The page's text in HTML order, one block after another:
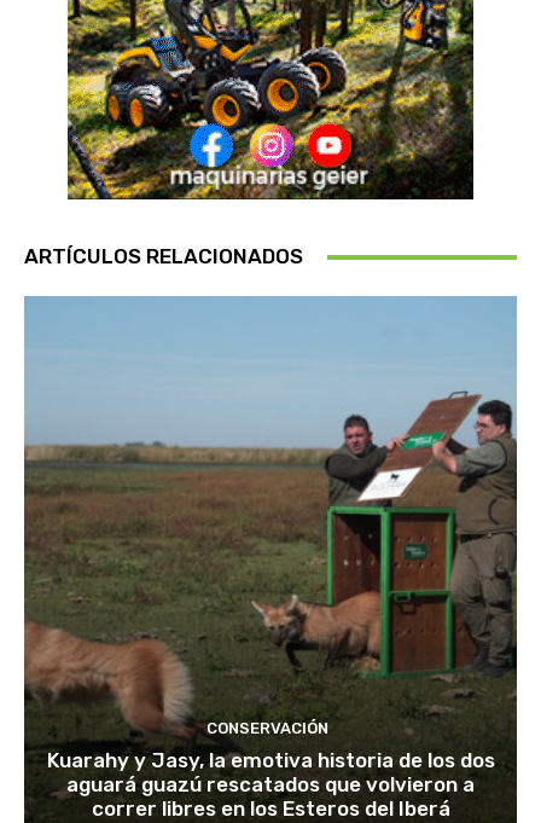
ARTÍCULOS RELACIONADOS
CONSERVACIÓN
Kuarahy y Jasy, la emotiva historia de los dos
aguará guazú rescatados que volvieron a
correr libres en los Esteros del Iberá